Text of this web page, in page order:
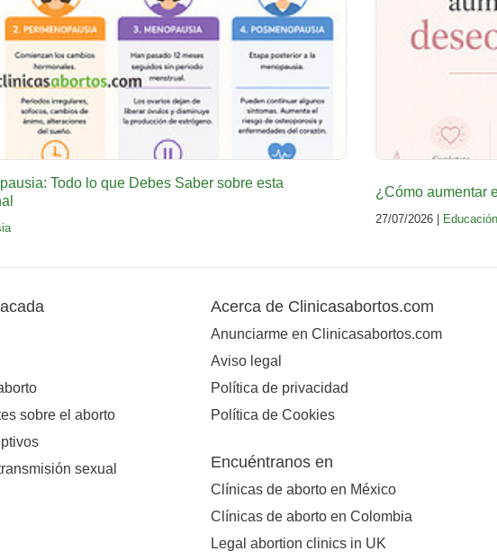
Todo lo que Debes Saber sobre esta
¿Cómo aumentar
27/07/2026 |
sobre el aborto
sexual
Acerca de Clinicasabortos.com
Anunciarme en Clinicasabortos.com
Aviso legal
Política de privacidad
Política de Cookies
Encuéntranos en
Clínicas de aborto en México
Clínicas de aborto en Colombia
Legal abortion clinics in UK